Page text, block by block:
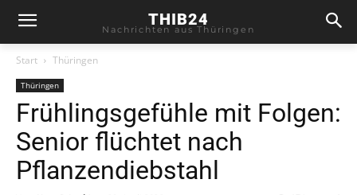
THIB24
Nachrichten aus Thüringen
Start Thüringen
Thüringen
Frühlingsgefühle mit Folgen:
Senior flüchtet nach
Pflanzendiebstahl